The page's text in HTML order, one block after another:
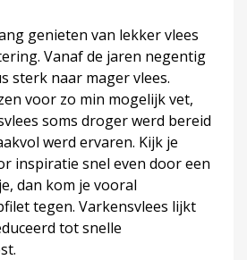
genieten van lekker vlees
Vanaf de jaren negentig
sterk naar mager vlees.
voor zo min mogelijk vet,
soms droger werd bereid
werd ervaren. Kijk je
inspiratie snel even door een
dan kom je vooral
tegen. Varkensvlees lijkt
tot snelle